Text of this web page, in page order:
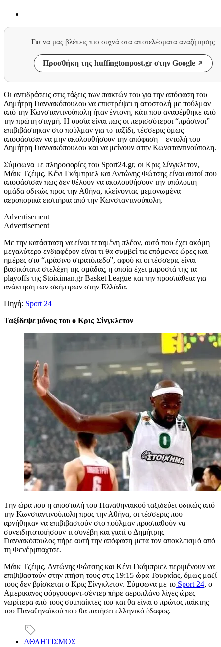
Για να μας βλέπεις πιο συχνά στα αποτελέσματα αναζήτησης
Προσθήκη της huffingtonpost.gr στην Google
Oι αντιδράσεις στις τάξεις των παικτών του για την απόφαση του
Δημήτρη Γιαννακόπουλου να επιστρέψει η αποστολή με πούλμαν
από την Κωνσταντινούπολη ήταν έντονη, κάτι που αναφέρθηκε από
την πρώτη στιγμή. Η ουσία είναι πως οι περισσότεροι “πράσινοι”
επιβιβάστηκαν στο πούλμαν για το ταξίδι, τέσσερις όμως
αποφάσισαν να μην ακολουθήσουν την απόφαση – εντολή του
Δημήτρη Γιαννακόπουλου και να μείνουν στην Κωνσταντινούπολη.
Σύμφωνα με πληροφορίες του Sport24.gr, οι Κρις Σίνγκλετον,
Μάικ Τζέιμς, Κένι Γκάμπριελ και Αντώνης Φώτσης είναι αυτοί που
αποφάσισαν πως δεν θέλουν να ακολουθήσουν την υπόλοιπη
ομάδα οδικώς προς την Αθήνα, κλείνοντας μεμονωμένα
αεροπορικά εισιτήρια από την Κωνσταντινούπολη.
Advertisement
Advertisement
Με την κατάσταση να είναι τεταμένη πλέον, αυτό που έχει ακόμη
μεγαλύτερο ενδιαφέρον είναι τι θα συμβεί τις επόμενες ώρες και
ημέρες στο “πράσινο στρατόπεδο”, αφού κι οι τέσσερις είναι
βασικότατα στελέχη της ομάδας, η οποία έχει μπροστά της τα
playoffs της Stoiximan.gr Basket League και την προσπάθεια για
ανάκτηση των σκήπτρων στην Ελλάδα.
Πηγή: Sport 24
Ταξίδεψε μόνος του ο Κρις Σίνγκλετον
Tην ώρα που η αποστολή του Παναθηναϊκού ταξιδεύει οδικώς από
την Κωνσταντινούπολη προς την Αθήνα, οι τέσσερις που
αρνήθηκαν να επιβιβαστούν στο πούλμαν προσπαθούν να
συνειδητοποιήσουν τι συνέβη και γιατί ο Δημήτρης
Γιαννακόπουλος πήρε αυτή την απόφαση μετά τον αποκλεισμό από
τη Φενέρμπαχτσε.
Μάικ Τζέιμς, Αντώνης Φώτσης και Κένι Γκάμπριελ περιμένουν να
επιβιβαστούν στην πτήση τους στις 19:15 ώρα Τουρκίας, όμως μαζί
τους δεν βρίσκεται ο Κρις Σίνγκλετον. Σύμφωνα με το Sport 24, o
Αμερικανός φόργουορντ-σέντερ πήρε αεροπλάνο λίγες ώρες
νωρίτερα από τους συμπαίκτες του και θα είναι ο πρώτος παίκτης
του Παναθηναϊκού που θα πατήσει ελληνικό έδαφος.
ΑΘΛΗΤΙΣΜΟΣ